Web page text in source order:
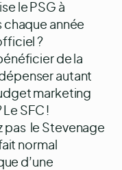
le PSG à
chaque année
?
de la
autant
marketing
SFC !
pas le Stevenage
normal
d’une